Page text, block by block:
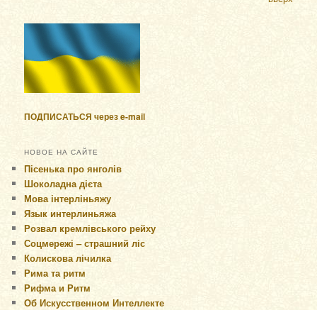
ПОДПИСАТЬСЯ через e-mail
НОВОЕ НА САЙТЕ
Пісенька про янголів
Шоколадна дієта
Мова інтерліньяжу
Язык интерлиньяжа
Розвал кремлівського рейху
Соцмережі – страшний ліс
Колискова лічилка
Рима та ритм
Рифма и Ритм
Об Искусственном Интеллекте